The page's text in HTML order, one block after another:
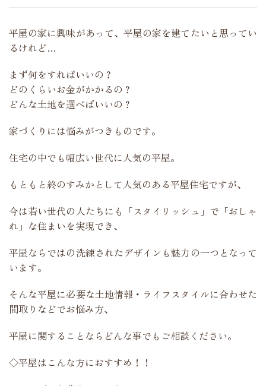
平屋の家に興味があって、平屋の家を建てたいと思ってい
るけれど…
まず何をすればいいの？
どのくらいお金がかかるの？
どんな土地を選べばいいの？
家づくりには悩みがつきものです。
住宅の中でも幅広い世代に人気の平屋。
もともと終のすみかとして人気のある平屋住宅ですが、
今は若い世代の人たちにも「スタイリッシュ」で「おしゃ
れ」な住まいを実現でき、
平屋ならではの洗練されたデザインも魅力の一つとなって
います。
そんな平屋に必要な土地情報・ライフスタイルに合わせた
間取りなどでお悩み方、
平屋に関することならどんな事でもご相談ください。
◇平屋はこんな方におすすめ！！